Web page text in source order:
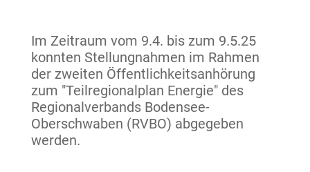
Im Zeitraum vom 9.4. bis zum 9.5.25
konnten Stellungnahmen im Rahmen
der zweiten Öffentlichkeitsanhörung
zum "Teilregionalplan Energie" des
Regionalverbands Bodensee-
Oberschwaben (RVBO) abgegeben
werden.